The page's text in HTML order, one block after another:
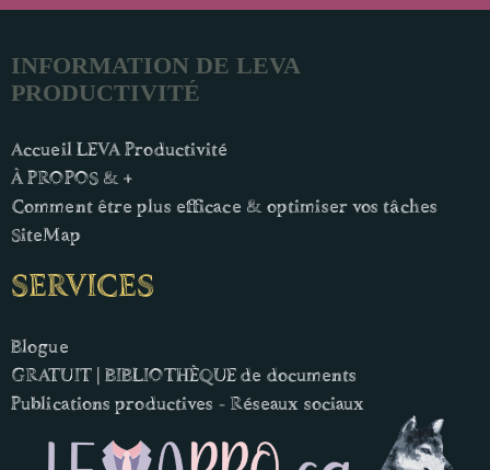
INFORMATION DE LEVA
PRODUCTIVITÉ
Accueil LEVA Productivité
À PROPOS & +
Comment être plus efficace & optimiser vos tâches
SiteMap
SERVICES
Blogue
GRATUIT | BIBLIOTHÈQUE de documents
Publications productives - Réseaux sociaux